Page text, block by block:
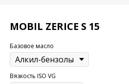
MOBIL ZERICE S 15
Базовое масло
Вязкость ISO VG